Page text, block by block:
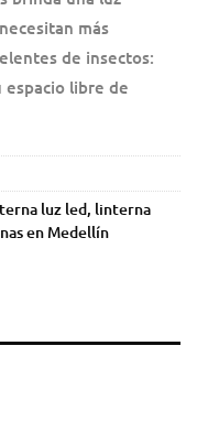
más
de insectos:
espacio libre de
luz led, linterna
en Medellín